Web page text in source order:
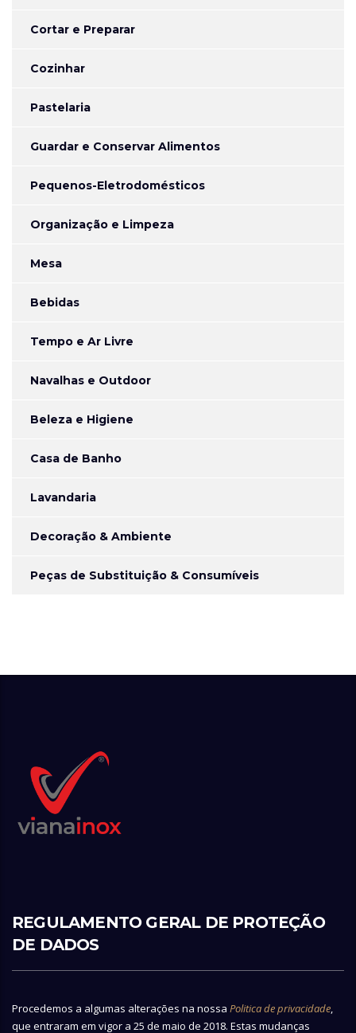
Cortar e Preparar
Cozinhar
Pastelaria
Guardar e Conservar Alimentos
Pequenos-Eletrodomésticos
Organização e Limpeza
Mesa
Bebidas
Tempo e Ar Livre
Navalhas e Outdoor
Beleza e Higiene
Casa de Banho
Lavandaria
Decoração & Ambiente
Peças de Substituição & Consumíveis
REGULAMENTO GERAL DE PROTEÇÃO
DE DADOS
Procedemos a algumas alterações na nossa Politica de privacidade,
que entraram em vigor a 25 de maio de 2018. Estas mudanças